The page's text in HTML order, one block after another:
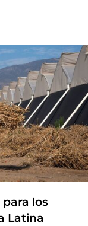
los
Latina